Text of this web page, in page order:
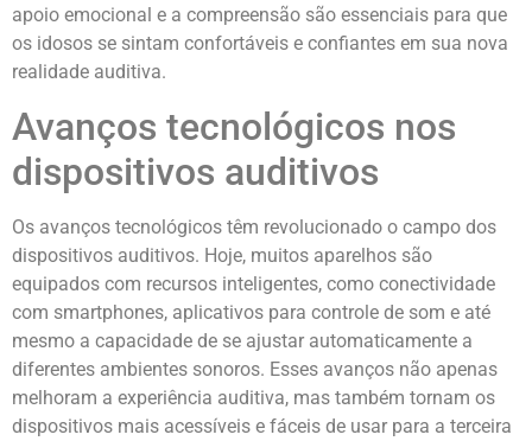
apoio emocional e a compreensão são essenciais para que
os idosos se sintam confortáveis e confiantes em sua nova
realidade auditiva.
Avanços tecnológicos nos
dispositivos auditivos
Os avanços tecnológicos têm revolucionado o campo dos
dispositivos auditivos. Hoje, muitos aparelhos são
equipados com recursos inteligentes, como conectividade
com smartphones, aplicativos para controle de som e até
mesmo a capacidade de se ajustar automaticamente a
diferentes ambientes sonoros. Esses avanços não apenas
melhoram a experiência auditiva, mas também tornam os
dispositivos mais acessíveis e fáceis de usar para a terceira